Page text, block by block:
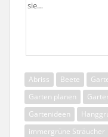
sie…
Abriss Beete
Garten planen
Gartenideen
immergrüne Sträucher